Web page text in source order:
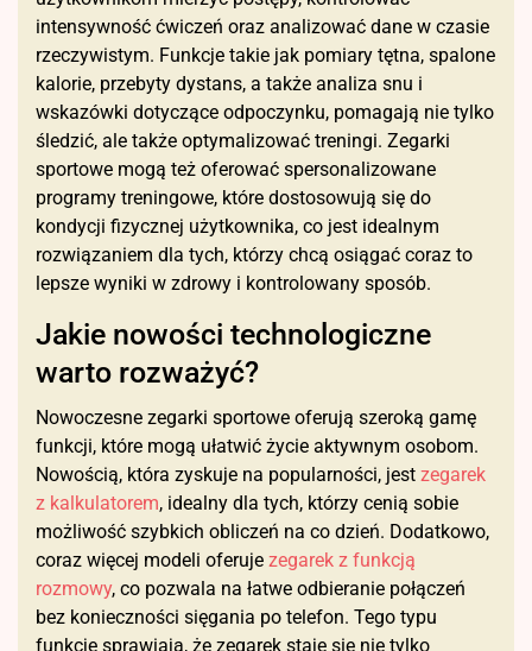
intensywność ćwiczeń oraz analizować dane w czasie
rzeczywistym. Funkcje takie jak pomiary tętna, spalone
kalorie, przebyty dystans, a także analiza snu i
wskazówki dotyczące odpoczynku, pomagają nie tylko
śledzić, ale także optymalizować treningi. Zegarki
sportowe mogą też oferować spersonalizowane
programy treningowe, które dostosowują się do
kondycji fizycznej użytkownika, co jest idealnym
rozwiązaniem dla tych, którzy chcą osiągać coraz to
lepsze wyniki w zdrowy i kontrolowany sposób.
Jakie nowości technologiczne
warto rozważyć?
Nowoczesne zegarki sportowe oferują szeroką gamę
funkcji, które mogą ułatwić życie aktywnym osobom.
Nowością, która zyskuje na popularności, jest zegarek
z kalkulatorem, idealny dla tych, którzy cenią sobie
możliwość szybkich obliczeń na co dzień. Dodatkowo,
coraz więcej modeli oferuje zegarek z funkcją
rozmowy, co pozwala na łatwe odbieranie połączeń
bez konieczności sięgania po telefon. Tego typu
funkcje sprawiają, że zegarek staje się nie tylko